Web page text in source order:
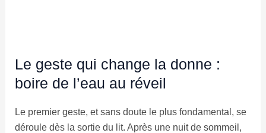
Le geste qui change la donne :
boire de l’eau au réveil
Le premier geste, et sans doute le plus fondamental, se
déroule dès la sortie du lit. Après une nuit de sommeil,